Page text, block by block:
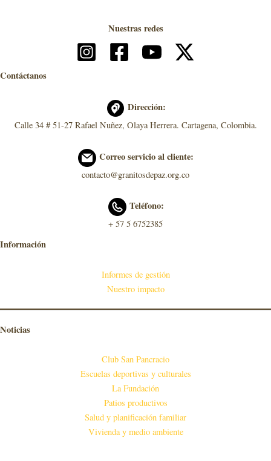
Nuestras redes
Contáctanos
Dirección:
Calle 34 # 51-27 Rafael Nuñez, Olaya Herrera. Cartagena, Colombia.
Correo servicio al cliente:
contacto@granitosdepaz.org.co
Teléfono:
+ 57 5 6752385
Información
Informes de gestión
Nuestro impacto
Noticias
Club San Pancracio
Escuelas deportivas y culturales
La Fundación
Patios productivos
Salud y planificación familiar
Vivienda y medio ambiente